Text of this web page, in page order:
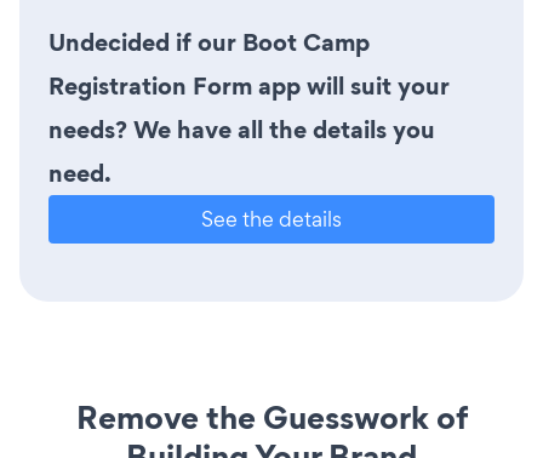
Undecided if our Boot Camp
Registration Form app will suit your
needs? We have all the details you
need.
See the details
Remove the Guesswork of